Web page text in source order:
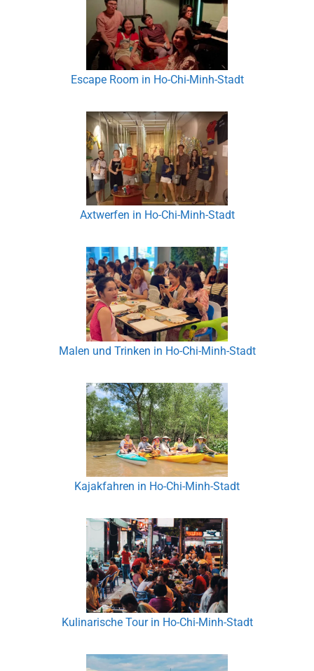
Escape Room in Ho-Chi-Minh-Stadt
Axtwerfen in Ho-Chi-Minh-Stadt
Malen und Trinken in Ho-Chi-Minh-Stadt
Kajakfahren in Ho-Chi-Minh-Stadt
Kulinarische Tour in Ho-Chi-Minh-Stadt